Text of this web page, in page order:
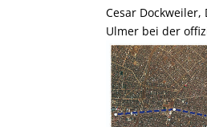
Cesar
Ulmer bei der